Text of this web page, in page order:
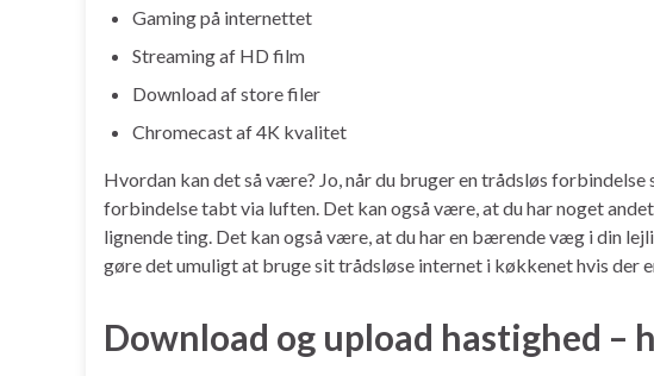
Gaming på internettet
Streaming af HD film
Download af store filer
Chromecast af 4K kvalitet
Hvordan kan det så være? Jo, når du bruger en trådsløs
forbindelse tabt via luften. Det kan også være, at du har noget
lignende ting. Det kan også være, at du har en bærende væg i din
gøre det umuligt at bruge sit trådsløse internet i køkkenet hvis der
Download og upload hastighed –